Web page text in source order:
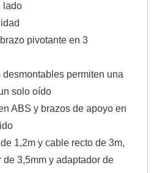
lado
pivotante en 3
permiten una
solo oído
ABS y brazos de apoyo en
1,2m y cable recto de 3m,
3,5mm y adaptador de